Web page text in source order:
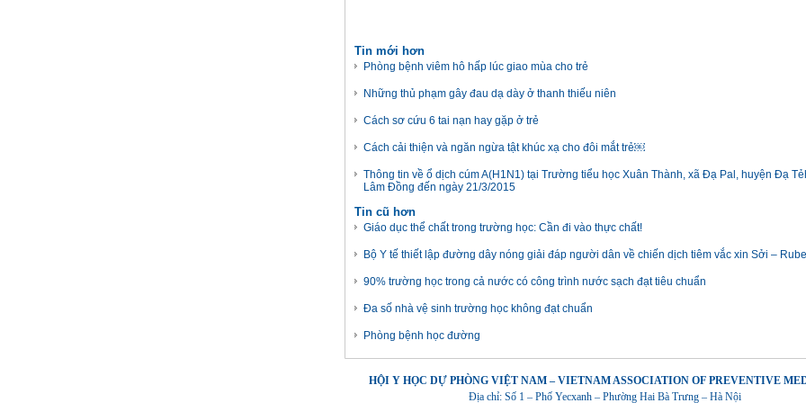
Tin mới hơn
Phòng bệnh viêm hô hấp lúc giao mùa cho trẻ
Những thủ phạm gây đau dạ dày ở thanh thiếu niên
Cách sơ cứu 6 tai nạn hay gặp ở trẻ
Cách cải thiện và ngăn ngừa tật khúc xạ cho đôi mắt trẻ￼
Thông tin về ổ dịch cúm A(H1N1) tại Trường tiểu học Xuân Thành, xã Đạ Pal, huyện Đạ
Lâm Đồng đến ngày 21/3/2015
Tin cũ hơn
Giáo dục thể chất trong trường học: Cần đi vào thực chất!
Bộ Y tế thiết lập đường dây nóng giải đáp người dân về chiến dịch tiêm vắc xin Sởi –
90% trường học trong cả nước có công trình nước sạch đạt tiêu chuẩn
Đa số nhà vệ sinh trường học không đạt chuẩn
Phòng bệnh học đường
HỘI Y HỌC DỰ PHÒNG VIỆT NAM – VIETNAM ASSOCIATION OF PREVENTIVE
Địa chỉ: Số 1 – Phố Yecxanh – Phường Hai Bà Trưng – Hà Nội